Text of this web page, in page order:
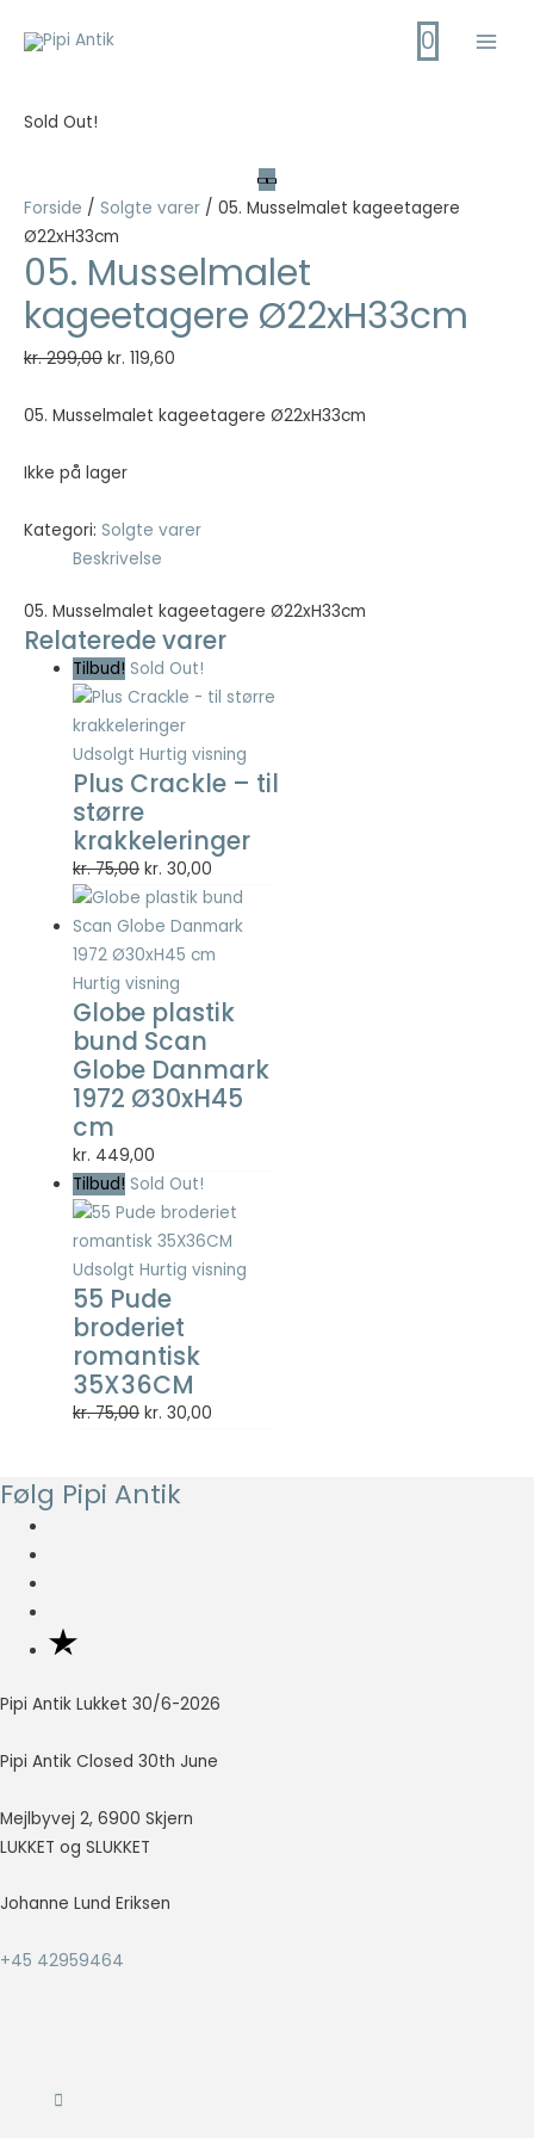
0
Sold Out!
Forside / Solgte varer / 05. Musselmalet kageetagere
Ø22xH33cm
05. Musselmalet
kageetagere Ø22xH33cm
kr.299,00 Den
pris
kr. 299,00.
kr. 119,60
pris
05. Musselmalet kageetagere Ø22xH33cm
Ikke på lager
Kategori: Solgte varer
Beskrivelse
05. Musselmalet kageetagere Ø22xH33cm
Relaterede varer
Tilbud! Sold Out!
Udsolgt Hurtig visning
Plus Crackle – til
større
krakkeleringer
kr.75,00 Den
oprindelige
pris
var:
kr. 75,00.
kr. 30,00
aktuelle
pris
er:
Hurtig visning
Globe plastik
bund Scan
Globe Danmark
1972 Ø30xH45
cm
kr. 449,00
Tilbud! Sold Out!
Udsolgt Hurtig visning
55 Pude
broderiet
romantisk
35X36CM
kr.75,00 Den
var:
kr. 30,00
Følg Pipi Antik
Pipi Antik Lukket 30/6-2026
Pipi Antik Closed 30th June
Mejlbyvej 2, 6900 Skjern
LUKKET og SLUKKET
Johanne Lund Eriksen
+45 42959464
Nødvendige
cookies hjælper
med at gøre en
hjemmeside
brugbar ved at
aktivere
grundlæggende
funktioner
såsom side-
navigation og
adgang til sikre
områder af
hjemmesiden.
Hjemmesiden
kan ikke fungere
ordentligt uden
disse cookies.
Statistisk
Statistisk
cookies
hjælper
webstedsejere
med at forstå,
besøgende
interagerer
hjemmesider
indsamle og
rapportere
oplysninger
muligt under
nægter disse
forsvinder en
funktionalitet
fra
hjemmesiden.
Marketing
websites.